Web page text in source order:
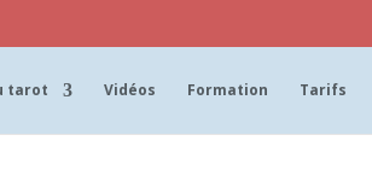
tarot Vidéos Formation Tarifs